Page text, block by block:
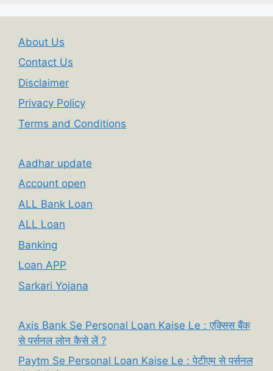
About Us
Contact Us
Disclaimer
Privacy Policy
Terms and Conditions
Aadhar update
Account open
ALL Bank Loan
ALL Loan
Banking
Loan APP
Sarkari Yojana
Axis Bank Se Personal Loan Kaise Le : एक्सिस बैंक
से पर्सनल लोन कैसे लें ?
Paytm Se Personal Loan Kaise Le : पेटीएम से पर्सनल